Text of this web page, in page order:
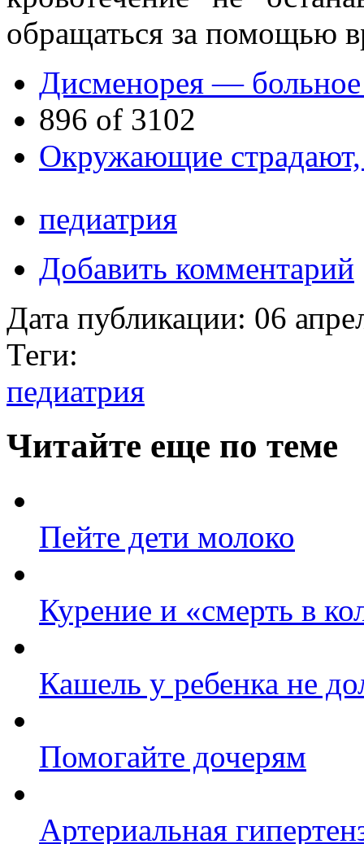
обращаться за помощью
Дисменорея — больное
896 of 3102
Окружающие
педиатрия
Добавить комментарий
Дата публикации: 06
Теги:
педиатрия
Читайте еще по теме
Пейте дети молоко
Курение и «смерть в
Кашель у ребенка не
Помогайте дочерям
Артериальная